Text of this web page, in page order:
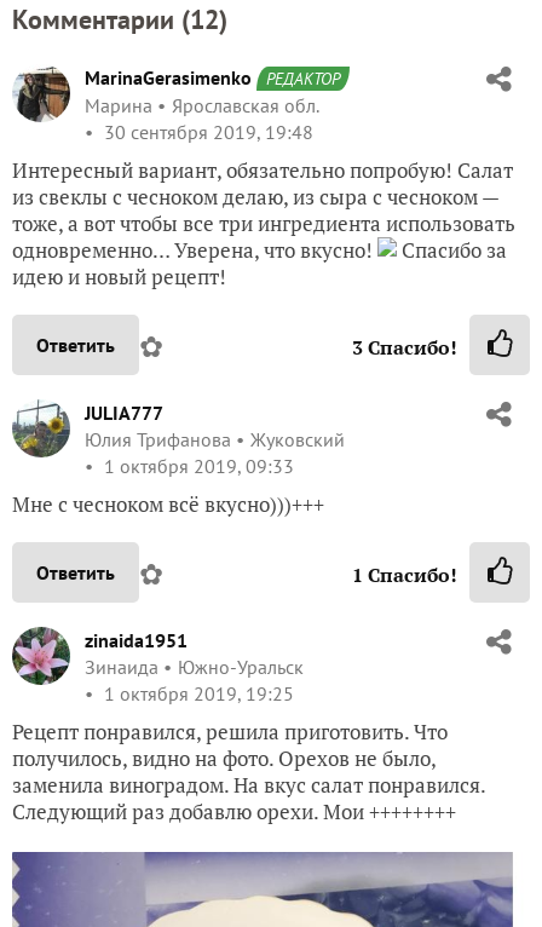
Комментарии (12)
MarinaGerasimenko РЕДАКТОР
Марина
Ярославская обл.
30 сентября 2019, 19:48
Интересный вариант, обязательно попробую! Салат
из свеклы с чесноком делаю, из сыра с чесноком —
тоже, а вот чтобы все три ингредиента использовать
одновременно… Уверена, что вкусно!
Спасибо за
идею и новый рецепт!
Ответить ✿ 3Спасибо!
JULIA777
Юлия Трифанова
Жуковский
1 октября 2019, 09:33
Мне с чесноком всё вкусно)))+++
Ответить ✿ 1 Спасибо!
zinaida1951
Зинаида
Южно-Уральск
1 октября 2019, 19:25
Рецепт понравился, решила приготовить. Что
получилось, видно на фото. Орехов не было,
заменила виноградом. На вкус салат понравился.
Следующий раз добавлю орехи. Мои ++++++++